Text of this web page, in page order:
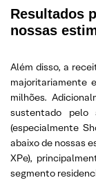
Resultados
nossas
Além disso, a
majoritariamente
milhões.
sustentado pelo
(especialmente
abaixo de nossas
XPe),
segmento